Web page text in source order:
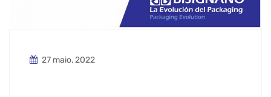
27 maio, 2022